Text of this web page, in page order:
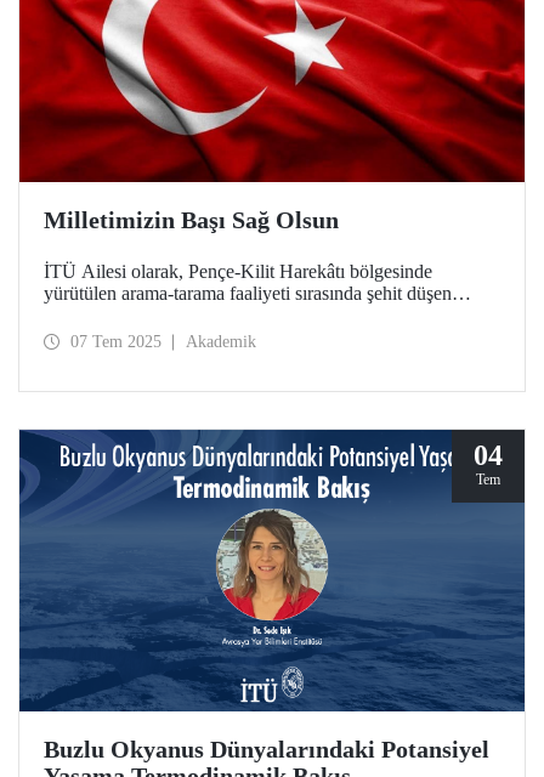
Milletimizin Başı Sağ Olsun
İTÜ Ailesi olarak, Pençe-Kilit Harekâtı bölgesinde
yürütülen arama-tarama faaliyeti sırasında şehit düşen
başsağlığı, yaralı askerlerimize acil şifalar dileriz.
07 Tem 2025 Akademik
04
Tem
Buzlu Okyanus Dünyalarındaki Potansiyel